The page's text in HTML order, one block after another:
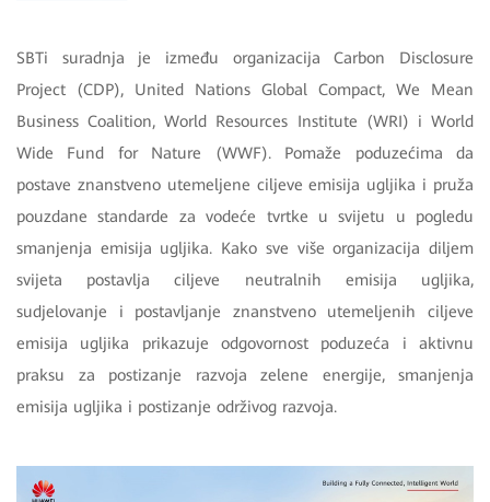
SBTi suradnja je između organizacija Carbon Disclosure
Project (CDP), United Nations Global Compact, We Mean
Business Coalition, World Resources Institute (WRI) i World
Wide Fund for Nature (WWF). Pomaže poduzećima da
postave znanstveno utemeljene ciljeve emisija ugljika i pruža
pouzdane standarde za vodeće tvrtke u svijetu u pogledu
smanjenja emisija ugljika. Kako sve više organizacija diljem
svijeta postavlja ciljeve neutralnih emisija ugljika,
sudjelovanje i postavljanje znanstveno utemeljenih ciljeve
emisija ugljika prikazuje odgovornost poduzeća i aktivnu
praksu za postizanje razvoja zelene energije, smanjenja
emisija ugljika i postizanje održivog razvoja.